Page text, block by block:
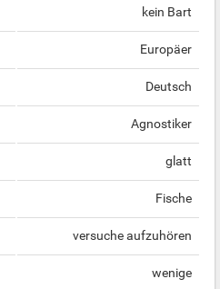
kein Bart
Europäer
Deutsch
Agnostiker
glatt
Fische
versuche aufzuhören
wenige